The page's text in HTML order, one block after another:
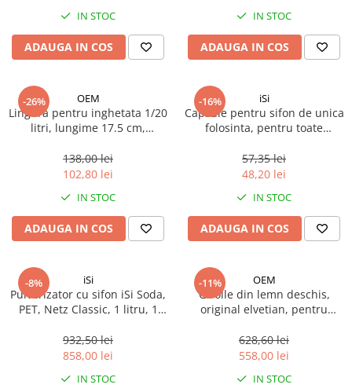
Spania / Cipru / Africa
Sare de mare din Oceanele Pacific
Sare de mare naturala din
Portugalia
Sare de roca
Sare speciala
Terine si placinte
Uleiuri speciale/presate la rece
Ulei de masline extravirgin
Ulei Gewurzgarten
Ulei Huilerie Beaujolaise
Ulei Huileries du Berry
Prajitore paine
Gratare
Cesti, boluri, vesela
IN STOC
ADAUGA IN COS
IN STOC
ADAUGA IN COS
-26% OEM
Lingura pentru inghetata 1/20
litri, lungime 17.5 cm,
138,00 lei
102,80 lei
IN STOC
ADAUGA IN COS
-16% iSi
Capsule pentru sifon de unica
folosinta, pentru toate
57,35 lei
48,20 lei
IN STOC
ADAUGA IN COS
-8% iSi
Pulverizator cu sifon iSi Soda,
PET, Netz Classic, 1 litru, 1
932,50 lei
858,00 lei
IN STOC
-11% OEM
Girolle din lemn deschis,
original elvetian, pentru
Moine, 1 buc
628,60 lei
558,00 lei
IN STOC